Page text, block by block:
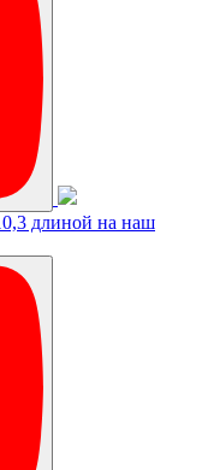
длиной на наш